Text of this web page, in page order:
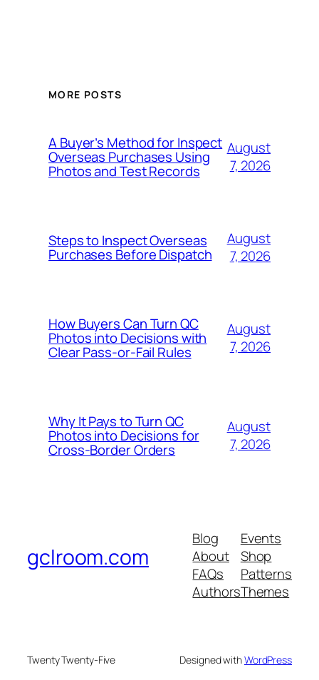
MORE POSTS
A Buyer’s Method for Inspect
Overseas Purchases Using
Photos and Test Records
August
7, 2026
Steps to Inspect Overseas
Purchases Before Dispatch
August
7, 2026
How Buyers Can Turn QC
Photos into Decisions with
Clear Pass-or-Fail Rules
August
7, 2026
Why It Pays to Turn QC
Photos into Decisions for
Cross-Border Orders
August
7, 2026
gclroom.com
Blog
About
FAQs
Authors
Events
Shop
Patterns
Themes
Twenty Twenty-Five Designed withWordPress